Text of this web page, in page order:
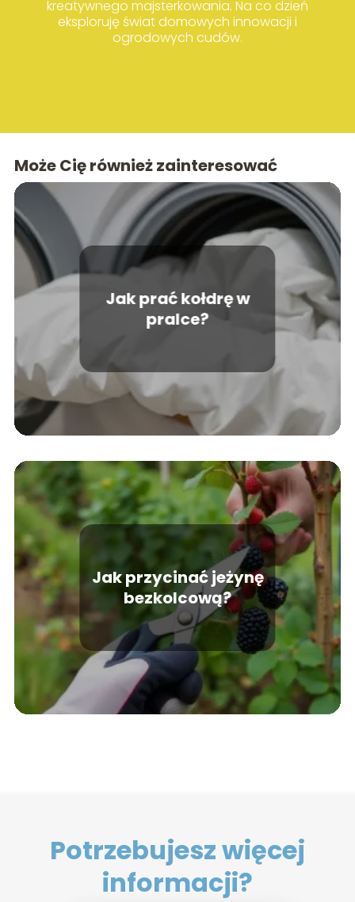
kreatywnego majsterkowania. Na co dzień
eksploruję świat domowych innowacji i
ogrodowych cudów.
Może Cię również zainteresować
Jak prać kołdrę w
pralce?
Jak przycinać jeżynę
bezkolcową?
Potrzebujesz więcej
informacji?